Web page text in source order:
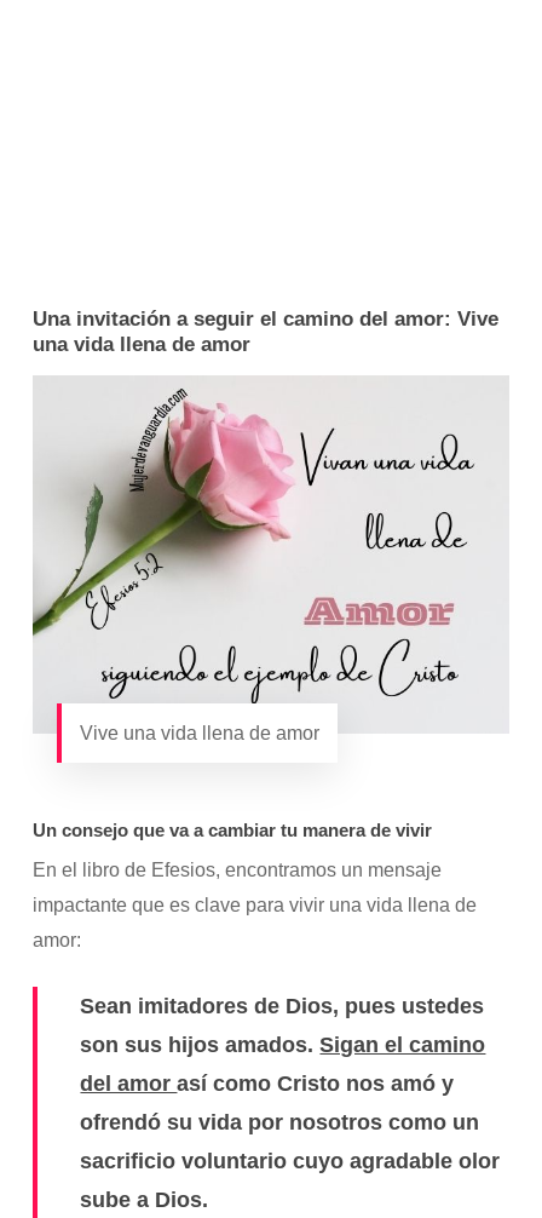
Una invitación a seguir el camino del amor: Vive
una vida llena de amor
Vive una vida llena de amor
Un consejo que va a cambiar tu manera de vivir
En el libro de Efesios, encontramos un mensaje
impactante que es clave para vivir una vida llena de
amor:
Sean imitadores de Dios, pues ustedes
son sus hijos amados.Sigan el camino
del amorasí como Cristo nos amó y
ofrendó su vida por nosotros como un
sacrificio voluntario cuyo agradable olor
sube a Dios.